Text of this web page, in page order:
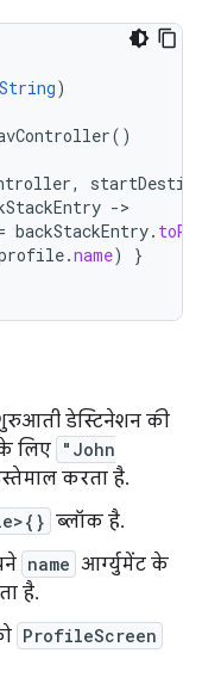
String)
()
,
-
backStackEntry.
.name)
}
डेस्टिनेशन की
लिए "John
करता है.
ब्लॉक है.
name आर्ग्युमेंट के
है.
ProfileScreen